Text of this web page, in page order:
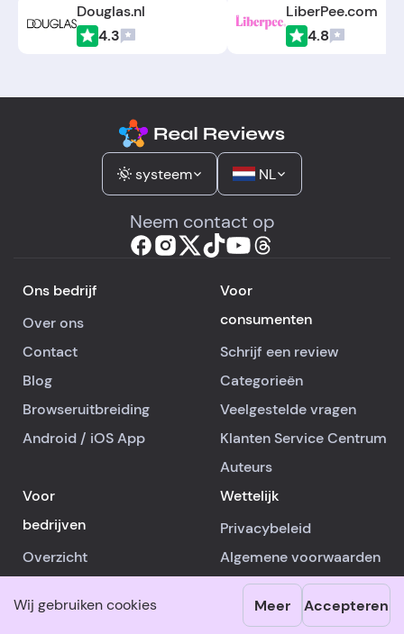
Wij gebruiken cookies Meer Accepteren
Douglas.nl
4.3
LiberPee.com
4.8
systeem NL
Neem contact op
Ons bedrijf
Over ons
Contact
Blog
Browseruitbreiding
Android/ iOSApp
Voor
consumenten
Schrijf een review
Categorieën
Veelgestelde vragen
Klanten Service Centrum
Auteurs
Voor
bedrijven
Overzicht
Reclame
Wettelijk
Privacybeleid
Algemene voorwaarden
Cookies beleid
Overige informatie